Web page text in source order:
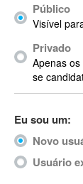
ACPI
Acrobat
Acrobat X
Acronis
ACT
Actimize
ActionScript
ActionScript 3
Público
Visível
Privado
Apenas
se
Eu sou um:
Novo
Usuário